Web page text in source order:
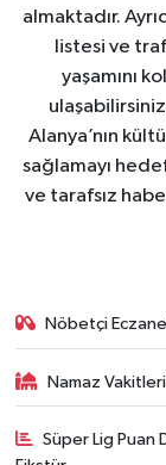
almaktadır.
listesi ve
yaşamını
Alanya’nın
sağlamayı
ve tarafsız
Nöbetçi
Namaz Vakitleri
Süper Lig Puan